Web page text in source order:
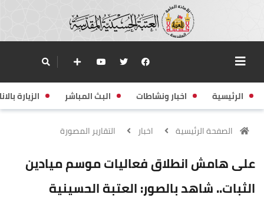
الرئيسية اخبار ونشاطات البث المباشر الزيارة
الصفحة الرئيسية اخبار التقارير المصورة
على هامش انطلاق فعاليات موسم ميادين
الثبات.. شاهد بالصور: العتبة الحسينية